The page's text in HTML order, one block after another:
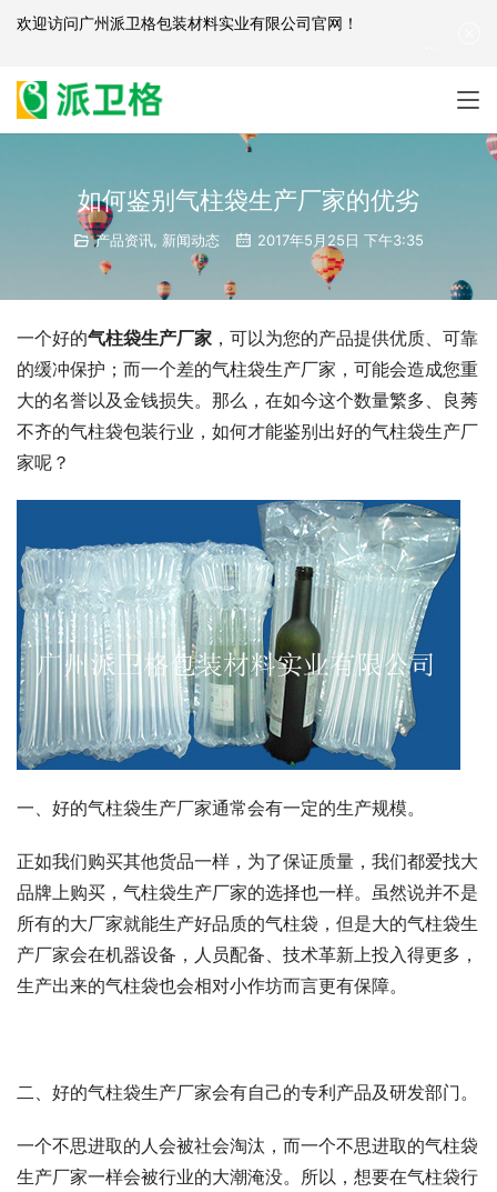
如何鉴别气柱袋生产厂家的优劣
产品资讯 新闻动态 2017年5月25日 下午3:35
一个好的气柱袋生产厂家 ，可以为您的产品提供优质、可靠
的缓冲保护；而一个差的气柱袋生产厂家，可能会造成您重
大的名誉以及金钱损失。那么，在如今这个数量繁多、良莠
不齐的气柱袋包装行业，如何才能鉴别出好的气柱袋生产厂
家呢？
一、好的气柱袋生产厂家通常会有一定的生产规模。
正如我们购买其他货品一样，为了保证质量，我们都爱找大
品牌上购买，气柱袋生产厂家的选择也一样。虽然说并不是
所有的大厂家就能生产好品质的气柱袋，但是大的气柱袋生
产厂家会在机器设备，人员配备、技术革新上投入得更多，
生产出来的气柱袋也会相对小作坊而言更有保障。
二、好的气柱袋生产厂家会有自己的专利产品及研发部门。
一个不思进取的人会被社会淘汰，而一个不思进取的气柱袋
生产厂家一样会被行业的大潮淹没。所以，想要在气柱袋行
欢迎访问广州派卫格包装材料实业有限公司官网 ！